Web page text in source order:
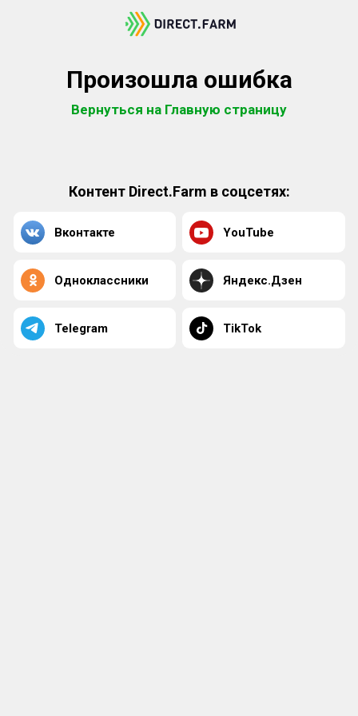
Произошла ошибка
Вернуться на Главную страницу
Контент Direct.Farm в соцсетях:
Вконтакте YouTube
Одноклассники Яндекс.Дзен
Telegram TikTok